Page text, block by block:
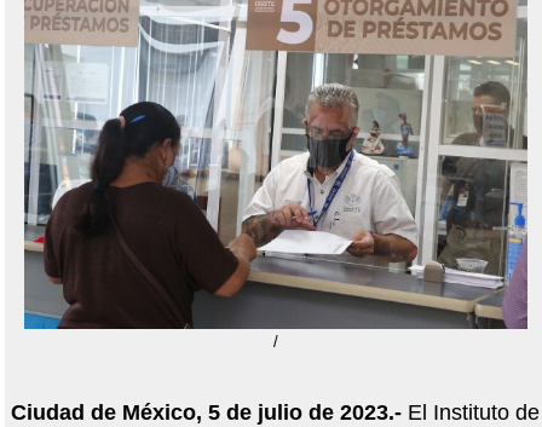
/
Ciudad de México, 5 de julio de 2023.-El Instituto de